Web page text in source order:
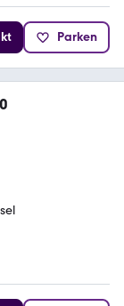
Parken